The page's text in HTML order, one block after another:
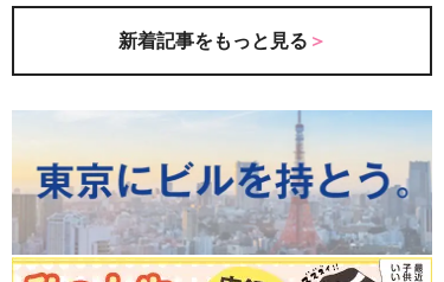
新着記事をもっと見る